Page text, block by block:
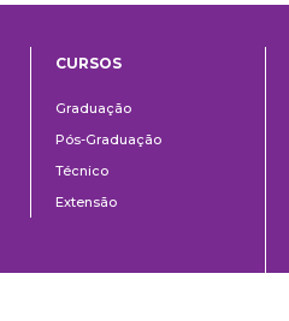
CURSOS
Graduação
Pós-Graduação
Técnico
Extensão